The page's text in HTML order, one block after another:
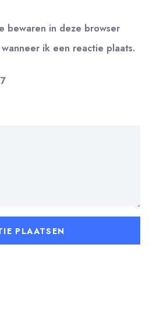
bewaren in deze browser
ik een reactie plaats.
7